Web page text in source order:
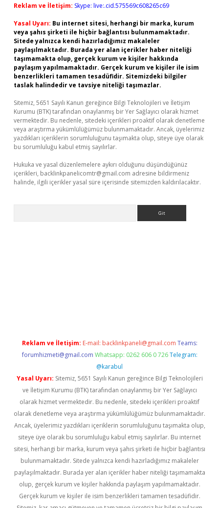
Reklam ve İletişim: Skype: live:.cid.575569c608265c69
Yasal Uyarı: Bu internet sitesi, herhangi bir marka, kurum
veya şahıs şirketi ile hiçbir bağlantısı bulunmamaktadır.
Sitede yalnızca kendi hazırladığımız makaleler
paylaşılmaktadır. Burada yer alan içerikler haber niteliği
taşımamakta olup, gerçek kurum ve kişiler hakkında
paylaşım yapılmamaktadır. Gerçek kurum ve kişiler ile isim
benzerlikleri tamamen tesadüfidir. Sitemizdeki bilgiler
taslak halindedir ve tavsiye niteliği taşımazlar.
Sitemiz, 5651 Sayılı Kanun gereğince Bilgi Teknolojileri ve İletişim
Kurumu (BTK) tarafından onaylanmış bir Yer Sağlayıcı olarak hizmet
vermektedir. Bu nedenle, sitedeki içerikleri proaktif olarak denetleme
veya araştırma yükümlülüğümüz bulunmamaktadır. Ancak, üyelerimiz
yazdıkları içeriklerin sorumluluğunu taşımakta olup, siteye üye olarak
bu sorumluluğu kabul etmiş sayılırlar.
Hukuka ve yasal düzenlemelere aykırı olduğunu düşündüğünüz
içerikleri, backlinkpanelicomtr@gmail.com adresine bildirmeniz
halinde, ilgili içerikler yasal süre içerisinde sitemizden kaldırılacaktır.
Reklam ve İletişim: E-mail: backlinkpaneli@gmail.com Teams:
forumhizmeti@gmail.com Whatsapp: 0262 606 0 726 Telegram:
@karabul
Yasal Uyarı: Sitemiz, 5651 Sayılı Kanun gereğince Bilgi Teknolojileri
ve İletişim Kurumu (BTK) tarafından onaylanmış bir Yer Sağlayıcı
olarak hizmet vermektedir. Bu nedenle, sitedeki içerikleri proaktif
olarak denetleme veya araştırma yükümlülüğümüz bulunmamaktadır.
Ancak, üyelerimiz yazdıkları içeriklerin sorumluluğunu taşımakta olup,
siteye üye olarak bu sorumluluğu kabul etmiş sayılırlar. Bu internet
sitesi, herhangi bir marka, kurum veya şahıs şirketi ile hiçbir bağlantısı
bulunmamaktadır. Sitede yalnızca kendi hazırladığımız makaleler
paylaşılmaktadır. Burada yer alan içerikler haber niteliği taşımamakta
olup, gerçek kurum ve kişiler hakkında paylaşım yapılmamaktadır.
Gerçek kurum ve kişiler ile isim benzerlikleri tamamen tesadüfidir.